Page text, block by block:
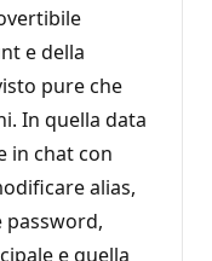
e della
pure che
In quella data
in chat con
alias,
password,
e quella